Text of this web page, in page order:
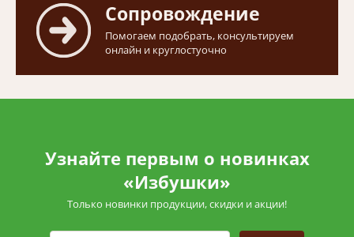
Сопровождение
Помогаем подобрать, консультируем
онлайн и круглостуочно
Узнайте первым о новинках
«Избушки»
Только новинки продукции, скидки и акции!